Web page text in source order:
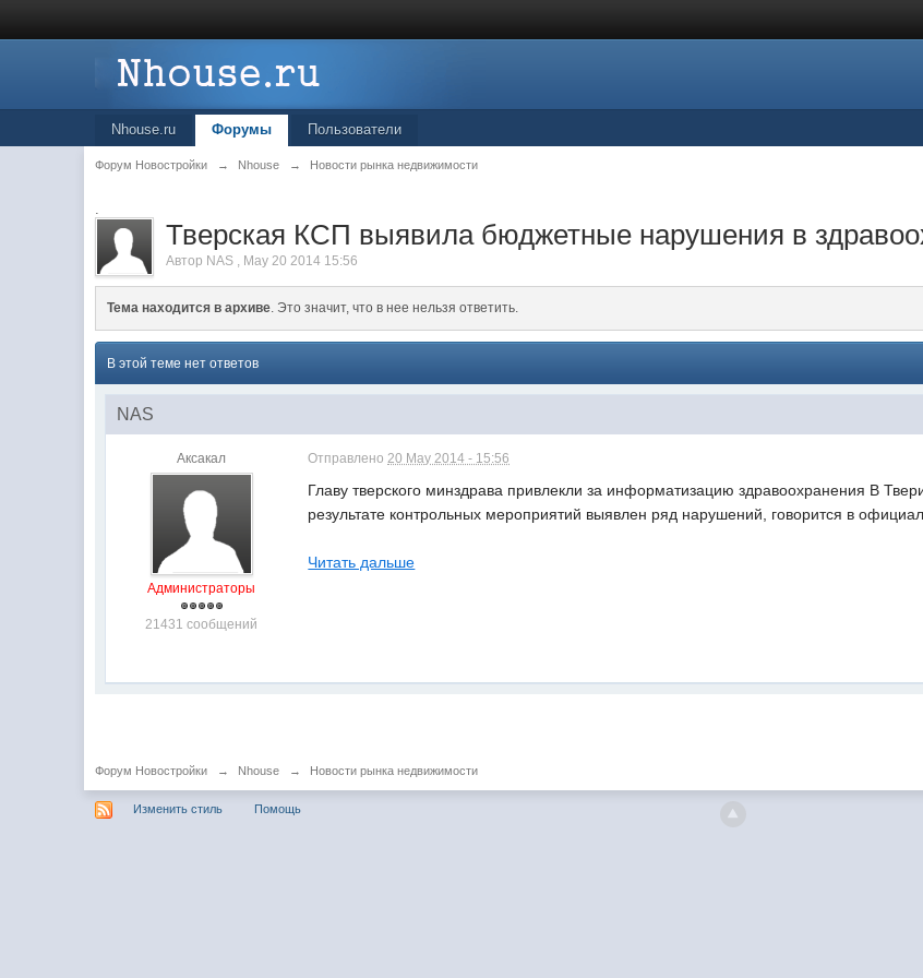
Nhouse.ru Форумы Пользователи
Форум Новостройки → Nhouse → Новости рынка недвижимости
.
Тверская КСП выявила бюджетные нарушения в
Автор NAS , May 20 2014 15:56
Тема находится в архиве. Это значит, что в нее нельзя ответить.
В этой теме нет ответов
NAS
Аксакал
Администраторы
21431 сообщений
Отправлено20 May 2014 - 15:56
Главу тверского минздрава привлекли за информатизацию здравоохранения В
результате контрольных мероприятий выявлен ряд нарушений, говорится в
Читать дальше
Форум Новостройки → Nhouse → Новости рынка недвижимости
Изменить стиль Помощь